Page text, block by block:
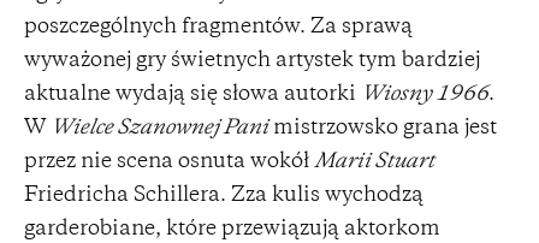
poszczególnych fragmentów. Za sprawą
wyważonej gry świetnych artystek tym bardziej
aktualne wydają się słowa autorki
Wiosny 1966.
W
Wielce Szanownej Panimistrzowsko grana jest
przez nie scena osnuta wokół Marii Stuart
Friedricha Schillera. Zza kulis wychodzą
garderobiane, które przewiązują aktorkom